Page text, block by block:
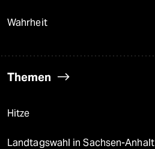
Wahrheit
Themen
Hitze
Landtagswahl in Sachsen-Anhalt